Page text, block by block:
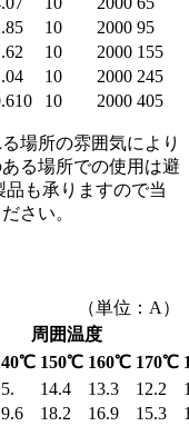
10 2000 95
10 2000 155
10 2000 245
10 2000 405
場所の雰囲気により
る場所での使用は避
も承りますので当
さい。
（単位：A）
周囲温度
150℃ 160℃ 170℃
14.4 13.3 12.2
18.2 16.9 15.3